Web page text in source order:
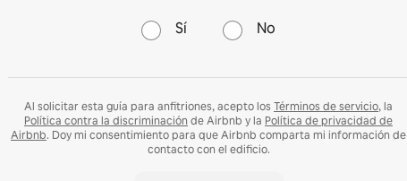
Sí No
Al solicitar esta guía para anfitriones, acepto los Términos de servicio, la
Política contra la discriminación de Airbnb y la Política de privacidad de
Airbnb. Doy mi consentimiento para que Airbnb comparta mi información de
contacto con el edificio.